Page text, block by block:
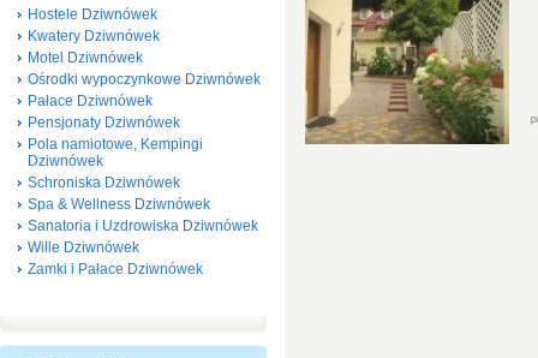
Hostele Dziwnówek
Kwatery Dziwnówek
Motel Dziwnówek
Ośrodki wypoczynkowe Dziwnówek
Pałace Dziwnówek
Pensjonaty Dziwnówek
Pola namiotowe, Kempingi
Dziwnówek
Schroniska Dziwnówek
Spa & Wellness Dziwnówek
Sanatoria i Uzdrowiska Dziwnówek
Wille Dziwnówek
Zamki i Pałace Dziwnówek